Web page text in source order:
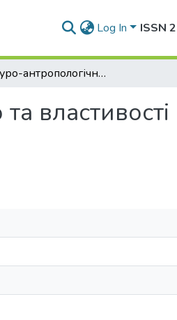
Log In ISSN
Культуро-антропологічний погляд на дефініцію та властивості покарання
властивості